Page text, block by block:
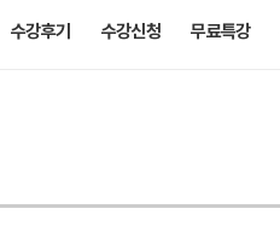
수강후기 수강신청 무료특강